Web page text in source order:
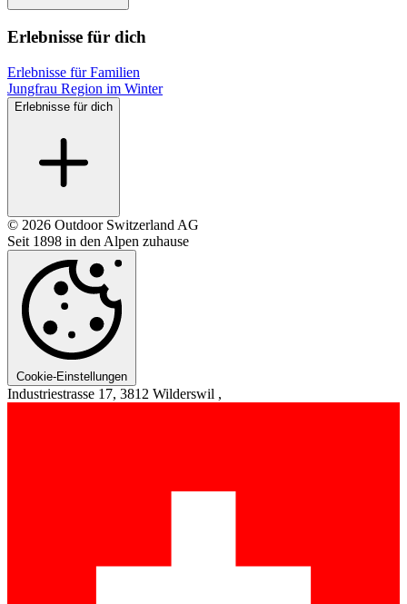
Erlebnisse für dich
Erlebnisse für Familien
Jungfrau Region im Winter
Erlebnisse für dich
© 2026 Outdoor Switzerland AG
Seit 1898 in den Alpen zuhause
Cookie-Einstellungen
Industriestrasse 17, 3812 Wilderswil ,